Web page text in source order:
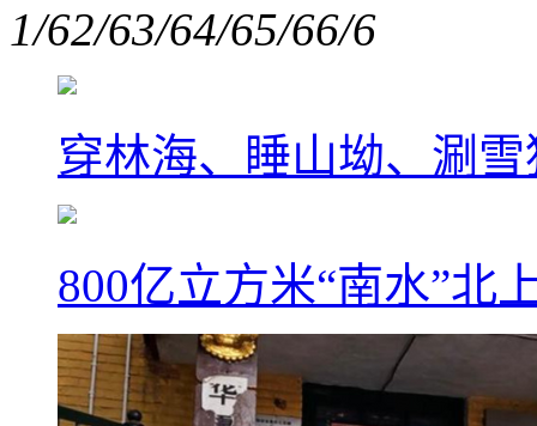
1/62/63/64/65/66/6
穿林海、睡山坳、涮
800亿立方米“南水”北